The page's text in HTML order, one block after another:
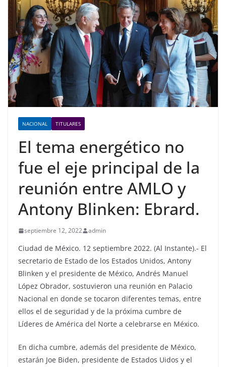
NACIONAL TITULARES
El tema energético no
fue el eje principal de la
reunión entre AMLO y
Antony Blinken: Ebrard.
septiembre 12, 2022 admin
Ciudad de México. 12 septiembre 2022. (Al Instante).- El
secretario de Estado de los Estados Unidos, Antony
Blinken y el presidente de México, Andrés Manuel
López Obrador, sostuvieron una reunión en Palacio
Nacional en donde se tocaron diferentes temas, entre
ellos el de seguridad y de la próxima cumbre de
Líderes de América del Norte a celebrarse en México.
En dicha cumbre, además del presidente de México,
estarán Joe Biden, presidente de Estados Uidos y el